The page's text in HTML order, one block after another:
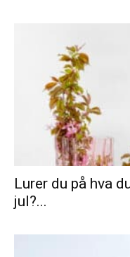
Lurer du på hva
jul?...